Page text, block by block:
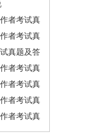
者考试真
者考试真
真题及答
者考试真
者考试真
者考试真
者考试真